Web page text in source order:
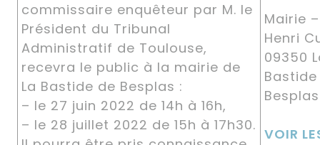
commissaire enquêteur par M. le
Président du Tribunal
Administratif de Toulouse,
recevra le public à la mairie de
La Bastide de Besplas :
– le 27 juin 2022 de 14h à 16h,
– le 28 juillet 2022 de 15h à 17h30.
Mairie
Henri
09350
VOIR